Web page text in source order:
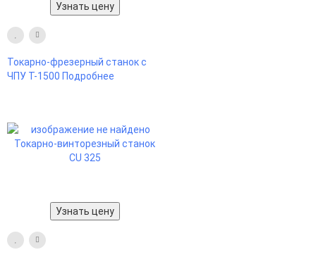
Узнать цену
Токарно-фрезерный станок с
ЧПУ Т-1500 Подробнее
Узнать цену